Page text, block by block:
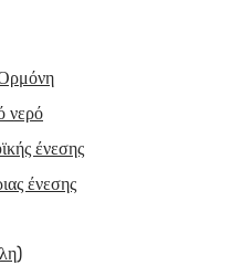
νερό
ένεσης
ένεσης